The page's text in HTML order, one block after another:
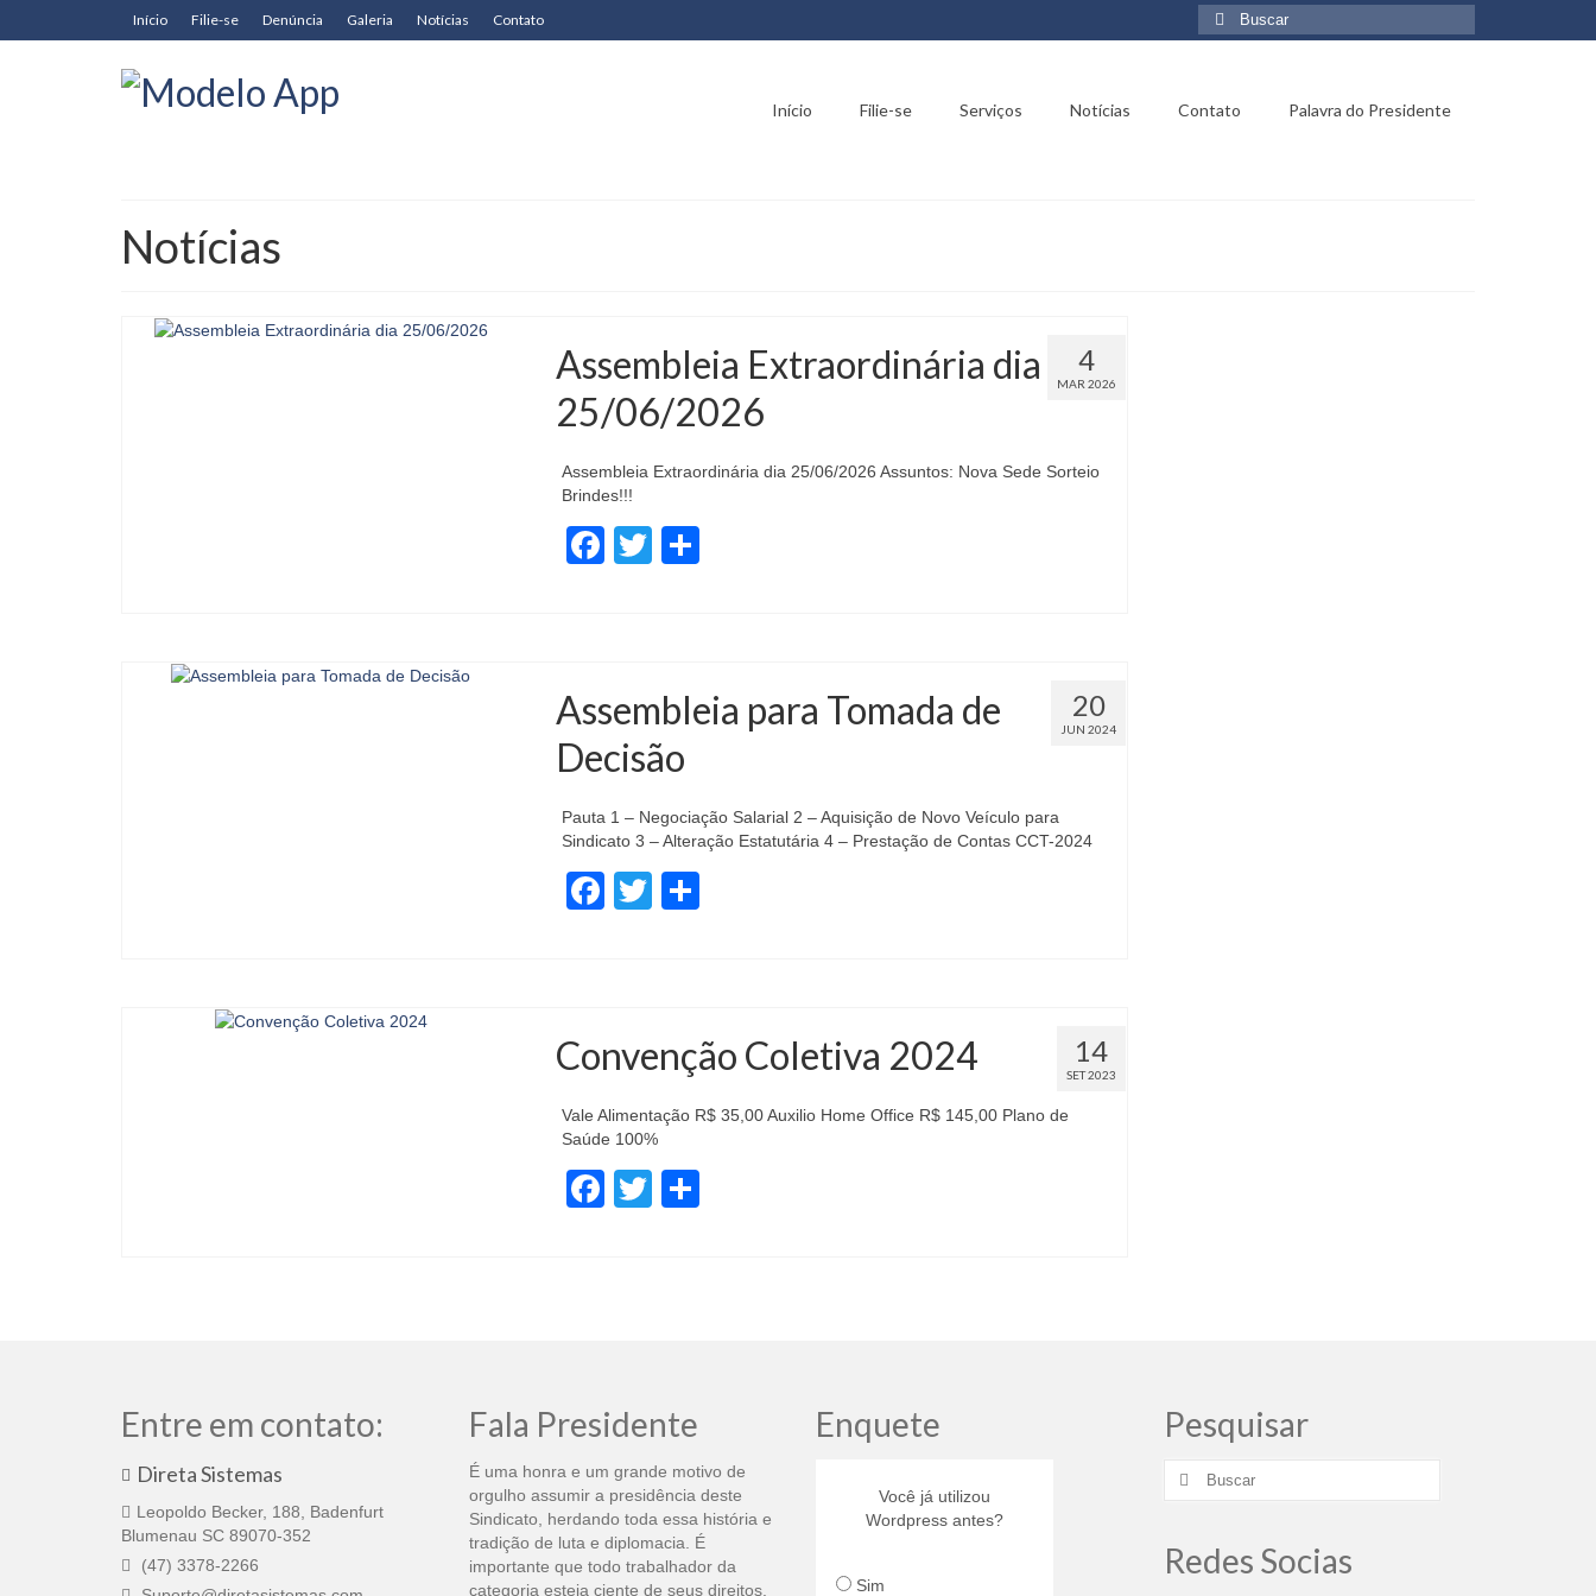
Início Filie-se Denúncia Galeria Notícias Contato
Buscar
por:
Início Filie-se Serviços Notícias Contato Palavra do Presidente
Notícias
4
MAR 2026
Assembleia Extraordinária dia
25/06/2026
Assembleia Extraordinária dia 25/06/2026 Assuntos: Nova Sede Sorteio
Brindes!!!
Facebook
Twitter
20
JUN 2024
Assembleia para Tomada de
Decisão
Pauta 1 – Negociação Salarial 2 – Aquisição de Novo Veículo para
Sindicato 3 – Alteração Estatutária 4 – Prestação de Contas CCT-2024
Facebook
Twitter
14
SET 2023
Convenção Coletiva 2024
Vale Alimentação R$ 35,00 Auxilio Home Office R$ 145,00 Plano de
Saúde 100%
Facebook
Twitter
Entre em contato:
Direta Sistemas
Leopoldo Becker, 188, Badenfurt
Blumenau SC 89070-352
(47) 3378-2266
Fala Presidente
É uma honra e um grande motivo de
orgulho assumir a presidência deste
Sindicato, herdando toda essa história e
tradição de luta e diplomacia. É
importante que todo trabalhador da
categoria esteja ciente de seus direitos.
Enquete
Você já utilizou
Wordpress antes?
Sim
Pesquisar
Buscar
Redes Socias